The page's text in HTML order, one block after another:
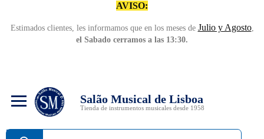
AVISO:
Estimados clientes, les informamos que en los meses de Julio y Agosto,
el Sabado cerramos a las 13:30.
Salão Musical de Lisboa
Tienda de instrumentos musicales desde 1958